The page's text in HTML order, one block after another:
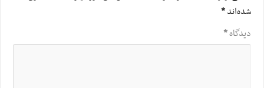
شده‌اند*
دیدگاه*